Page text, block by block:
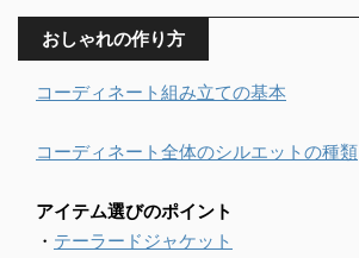
おしゃれの作り方
コーディネート組み立ての基本
コーディネート全体のシルエットの種類
アイテム選びのポイント
・ テーラードジャケット